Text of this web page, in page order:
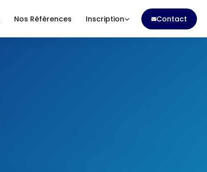
Nos Références Inscription Contact